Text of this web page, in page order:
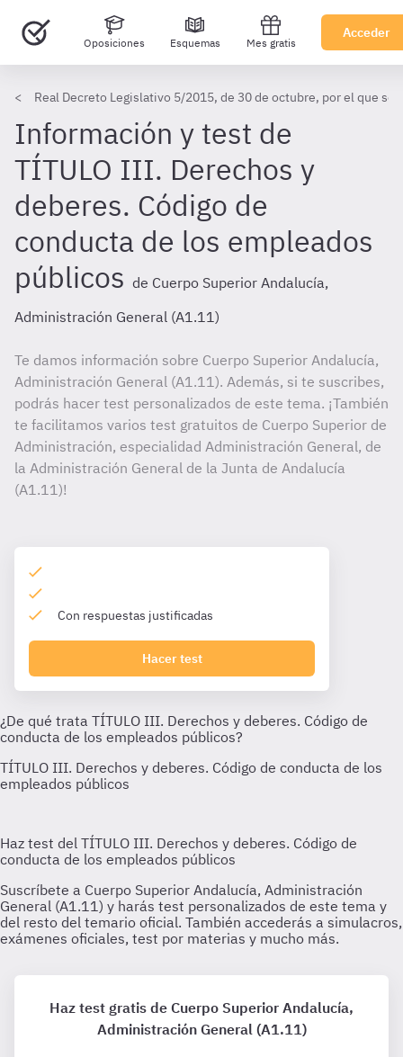
Oposiciones Esquemas Mes gratis
Acceder
Real Decreto Legislativo 5/2015, de 30 de octubre, por el que
Información y test de
TÍTULO III. Derechos y
deberes. Código de
conducta de los empleados
públicos de Cuerpo Superior Andalucía,
Administración General (A1.11)
Te damos información sobre Cuerpo Superior Andalucía,
Administración General (A1.11). Además, si te suscribes,
podrás hacer test personalizados de este tema. ¡También
te facilitamos varios test gratuitos de Cuerpo Superior de
Administración, especialidad Administración General, de
la Administración General de la Junta de Andalucía
(A1.11)!
Con respuestas justificadas
Hacer test
Haz test gratis de Cuerpo Superior Andalucía,
Administración General (A1.11)